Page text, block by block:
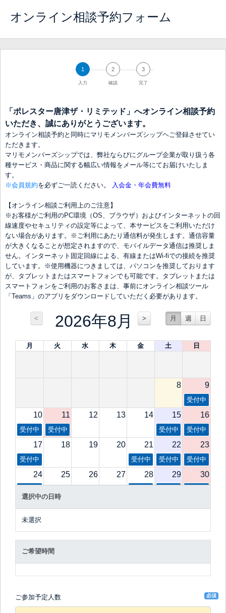
オンライン相談予約フォーム
1
入力
2
確認
3
完了
「ポレスター唐津ザ・リミテッド」へオンライン相談予約
いただき、誠にありがとうございます。
オンライン相談予約と同時にマリモメンバーズシップヘご登録させてい
ただきます。
マリモメンバーズシップでは、弊社ならびにグループ企業が取り扱う各
種サービス・商品に関する幅広い情報をメール等にてお届けいたしま
す。
※会員規約を必ずご一読ください。 入会金・年会費無料
【オンライン相談ご利用上のご注意】
※お客様がご利用のPC環境（OS、ブラウザ）およびインターネットの回
線速度やセキュリティの設定等によって、本サービスをご利用いただけ
ない場合があります。※ご利用にあたり通信料が発生します。通信容量
が大きくなることが想定されますので、モバイルデータ通信は推奨しま
せん。インターネット固定回線による、有線またはWi-fiでの接続を推奨
しています。※使用機器につきましては、パソコンを推奨しております
が、タブレットまたはスマートフォンでも可能です。タブレットまたは
スマートフォンをご利用のお客さまは、事前にオンライン相談ツール
「Teams」のアプリをダウンロードしていただく必要があります。
月 週 日
< 2026年8月 >
月 火 水 木 金 土 日
8 9
受付中
10 11 12 13 14 15 16
受付中 受付中 受付中 受付中
17 18 19 20 21 22 23
受付中 受付中 受付中 受付中
24 25 26 27 28 29 30
受付中
選択中の日時
未選択
ご希望時間
ご参加予定人数 必須